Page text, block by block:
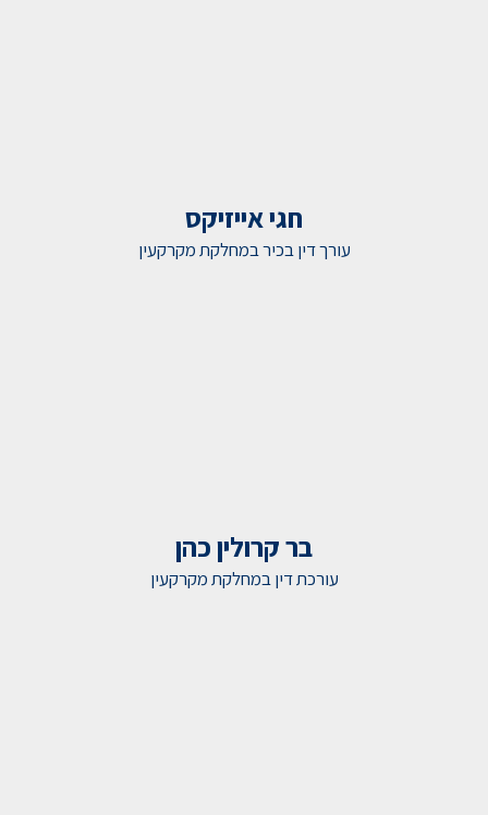
חגי אייזיקס
עורך דין בכיר במחלקת מקרקעין
בר קרולין כהן
עורכת דין במחלקת מקרקעין